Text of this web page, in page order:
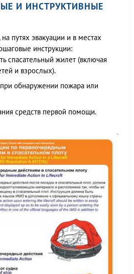
И ИНСТРУКТИВНЫЕ
путях эвакуации и в местах
инструкции:
спасательный жилет (включая
и взрослых).
обнаружении пожара или
средств первой помощи.